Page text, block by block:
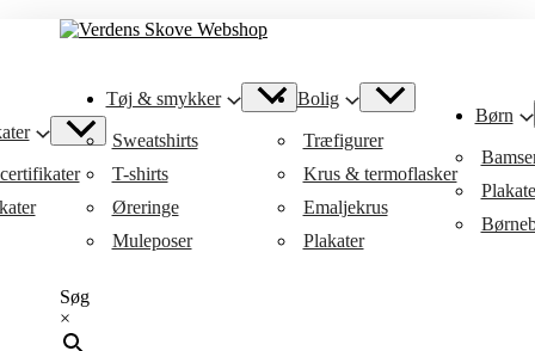
Tøj & smykker
Sweatshirts
T-shirts
Øreringe
Muleposer
Bolig
Træfigurer
Krus & termoflasker
Emaljekrus
Plakater
Børn
Søg
×